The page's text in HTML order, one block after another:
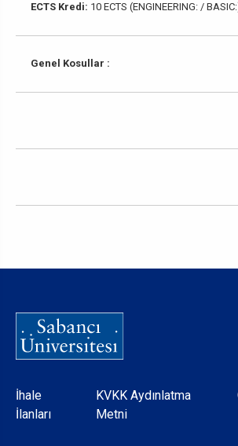
ECTS Kredi: 10 ECTS (ENGINEERING: /
Genel Kosullar :
Dipnot
İhale
İlanları
KVKK Aydınlatma
Metni